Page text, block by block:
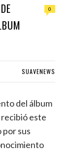
0
SUAVENEWS
del álbum
este
por sus